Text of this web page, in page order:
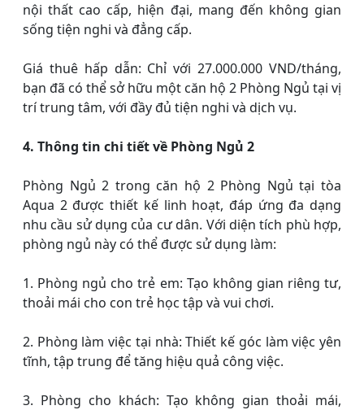
nội thất cao cấp, hiện đại, mang đến không gian
sống tiện nghi và đẳng cấp.
Giá thuê hấp dẫn: Chỉ với 27.000.000 VND/tháng,
bạn đã có thể sở hữu một căn hộ 2 Phòng Ngủ tại vị
trí trung tâm, với đầy đủ tiện nghi và dịch vụ.
4. Thông tin chi tiết về Phòng Ngủ 2
Phòng Ngủ 2 trong căn hộ 2 Phòng Ngủ tại tòa
Aqua 2 được thiết kế linh hoạt, đáp ứng đa dạng
nhu cầu sử dụng của cư dân. Với diện tích phù hợp,
phòng ngủ này có thể được sử dụng làm:
1. Phòng ngủ cho trẻ em: Tạo không gian riêng tư,
thoải mái cho con trẻ học tập và vui chơi.
2. Phòng làm việc tại nhà: Thiết kế góc làm việc yên
tĩnh, tập trung để tăng hiệu quả công việc.
3. Phòng cho khách: Tạo không gian thoải mái,